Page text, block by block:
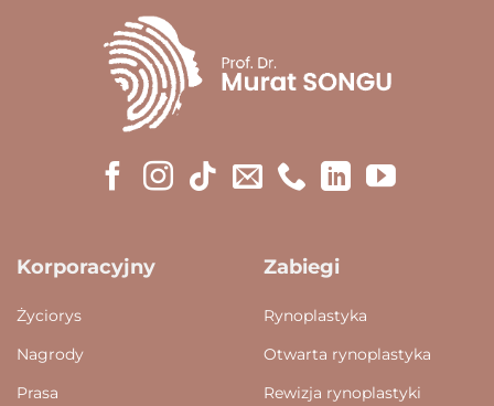
Korporacyjny
Życiorys
Nagrody
Prasa
Zabiegi
Rynoplastyka
Otwarta rynoplastyka
Rewizja rynoplastyki